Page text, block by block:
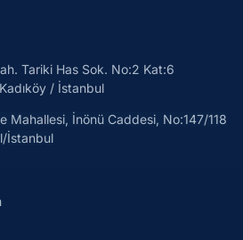
Tariki Has Sok. No:2 Kat:6
/ İstanbul
Mahallesi, İnönü Caddesi, No:147/118
İstanbul